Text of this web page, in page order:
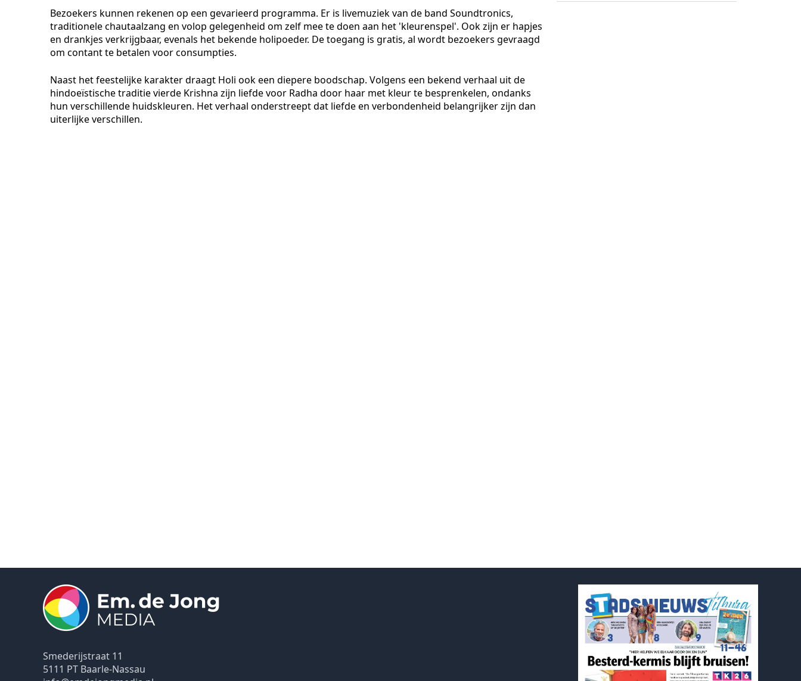
Bezoekers kunnen rekenen op een gevarieerd programma. Er is livemuziek van de band Soundtronics,
traditionele chautaalzang en volop gelegenheid om zelf mee te doen aan het 'kleurenspel'. Ook zijn er hapjes
en drankjes verkrijgbaar, evenals het bekende holipoeder. De toegang is gratis, al wordt bezoekers gevraagd
om contant te betalen voor consumpties.
Naast het feestelijke karakter draagt Holi ook een diepere boodschap. Volgens een bekend verhaal uit de
hindoeïstische traditie vierde Krishna zijn liefde voor Radha door haar met kleur te besprenkelen, ondanks
hun verschillende huidskleuren. Het verhaal onderstreept dat liefde en verbondenheid belangrijker zijn dan
uiterlijke verschillen.
Smederijstraat 11
5111 PT Baarle-Nassau